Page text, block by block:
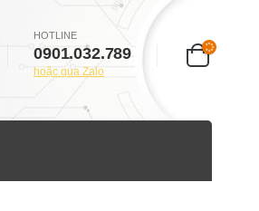
HOTLINE
0901.032.789
hoặc qua Zalo